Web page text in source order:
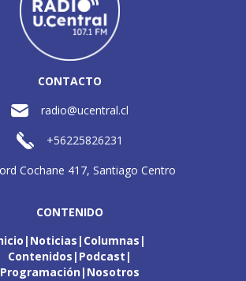
CONTACTO
radio@ucentral.cl
+56225826231
Cochane 417, Santiago Centro
CONTENIDO
Noticias Columnas
Contenidos Podcast
Programación Nosotros